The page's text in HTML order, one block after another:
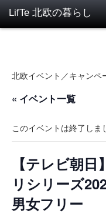
北欧イベント／キャンペ
« イベント一覧
このイベントは終了しま
【テレビ朝
リシリーズ
男女フリー